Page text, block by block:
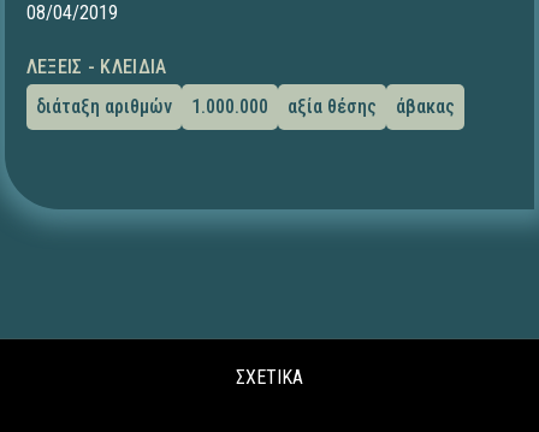
08/04/2019
ΛΈΞΕΙΣ - ΚΛΕΙΔΙΆ
διάταξη αριθμών
1.000.000 αξία θέσης άβακας
ΣΧΕΤΙΚΑ